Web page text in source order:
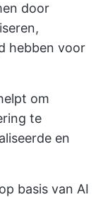
door
hebben voor
om
te
en
basis van AI